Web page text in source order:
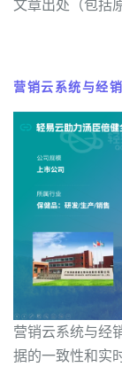
文章出处（包括
营销云系统与经
营销云系统与经
据的一致性和实